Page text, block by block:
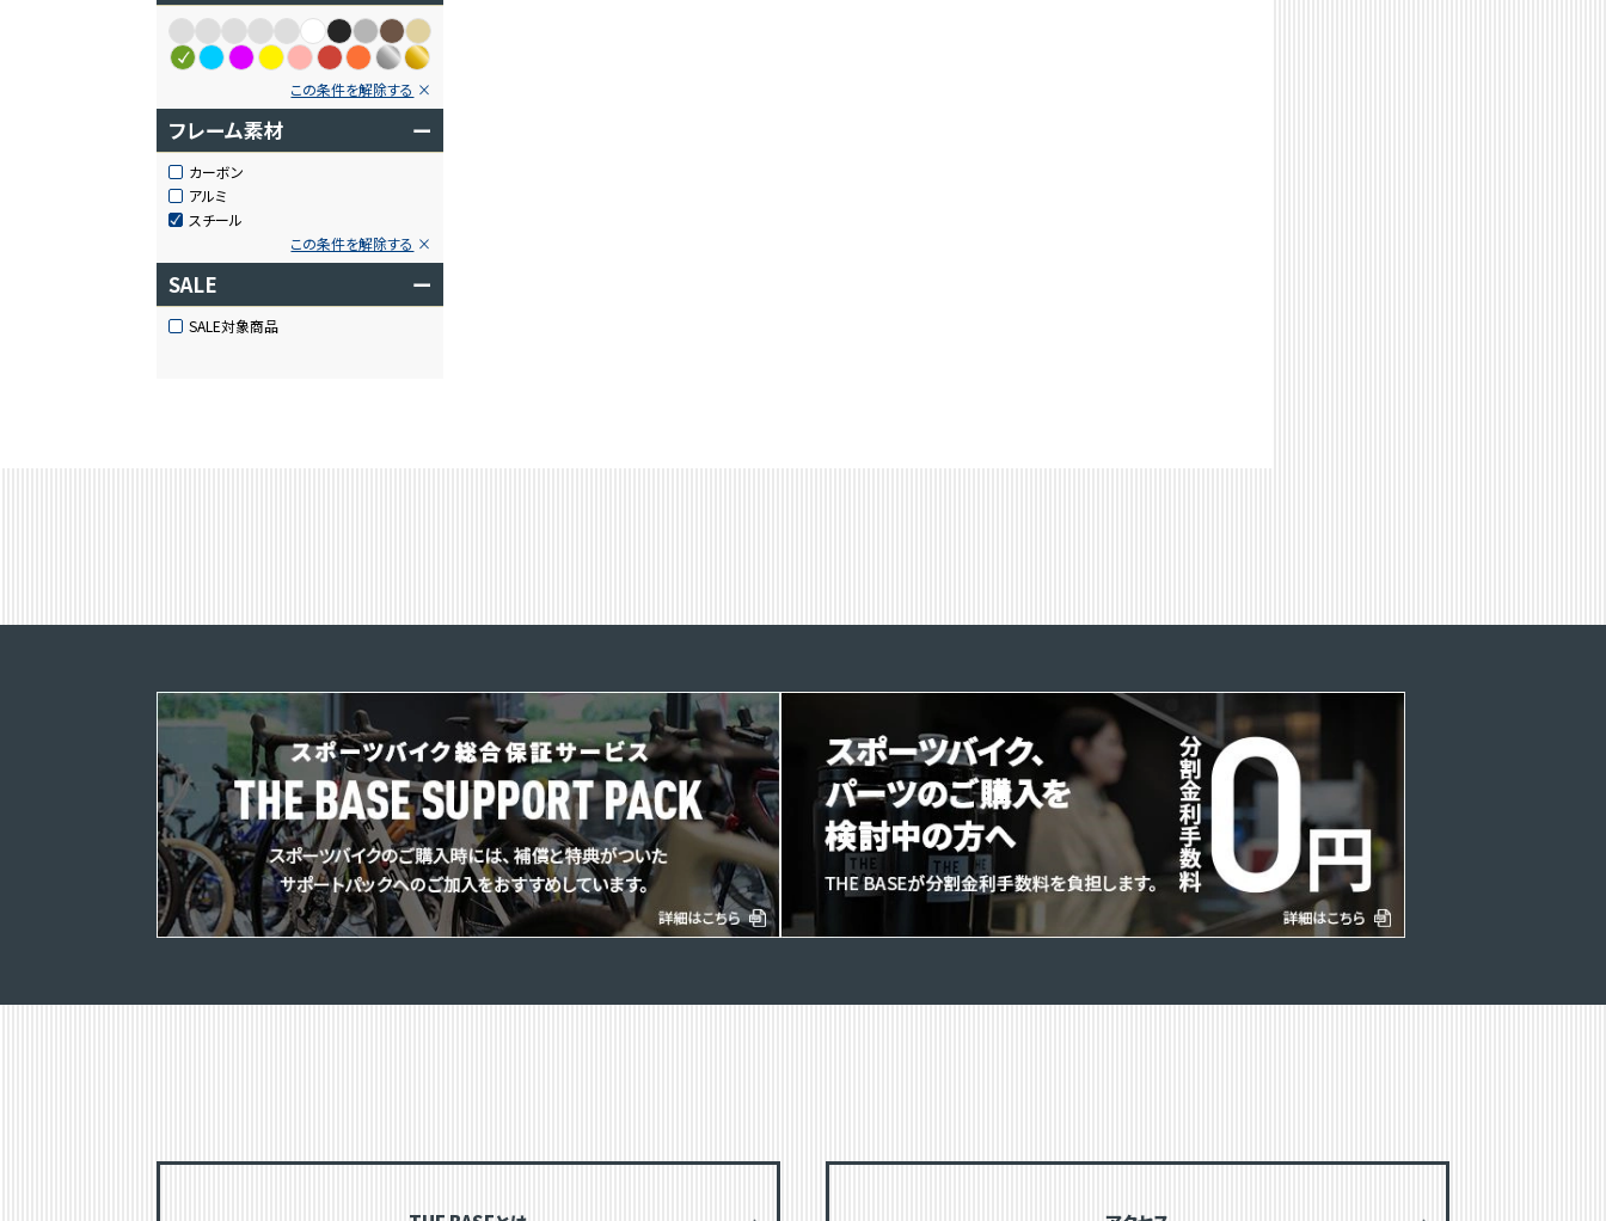
この条件を解除する
フレーム素材 ー
カーボン
アルミ
スチール
この条件を解除する
SALE ー
SALE対象商品